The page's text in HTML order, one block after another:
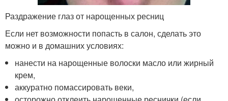
Раздражение глаз от нарощенных ресниц
Если нет возможности попасть в салон, сделать это
можно и в домашних условиях:
нанести на нарощенные волоски масло или жирный
крем,
аккуратно помассировать веки,